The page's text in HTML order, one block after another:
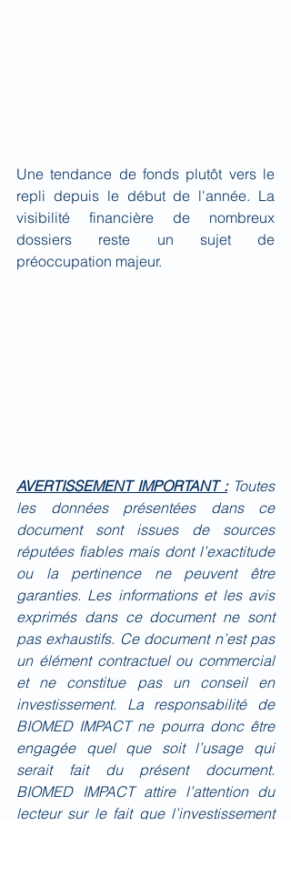
Une tendance de fonds plutôt vers le
repli depuis le début de l'année. La
visibilité financière de nombreux
dossiers reste un sujet de
préoccupation majeur.
AVERTISSEMENT IMPORTANT : Toutes
les données présentées dans ce
document sont issues de sources
réputées fiables mais dont l’exactitude
ou la pertinence ne peuvent être
garanties. Les informations et les avis
exprimés dans ce document ne sont
pas exhaustifs. Ce document n’est pas
un élément contractuel ou commercial
et ne constitue pas un conseil en
investissement. La responsabilité de
BIOMED IMPACT ne pourra donc être
engagée quel que soit l’usage qui
serait fait du présent document.
BIOMED IMPACT attire l’attention du
lecteur sur le fait que l’investissement